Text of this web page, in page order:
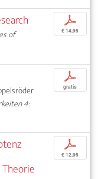
of
p
€ 14,95
4:
p
gratis
p
€ 12,95